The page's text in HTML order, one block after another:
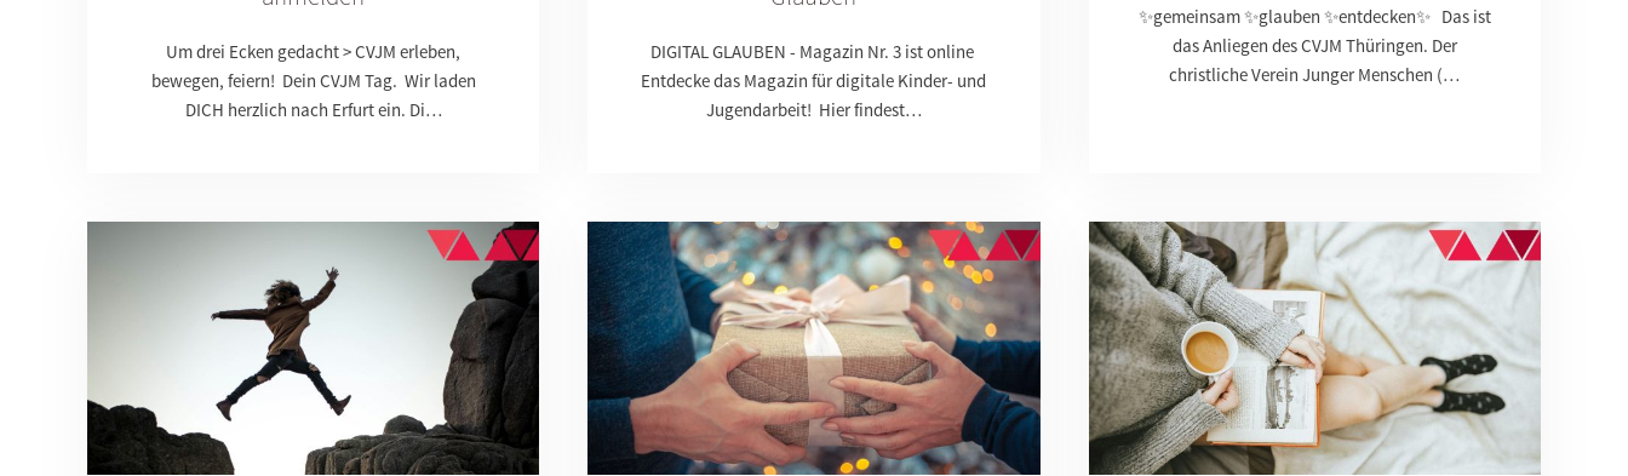
Um drei Ecken gedacht > CVJM erleben,
bewegen, feiern! Dein CVJM Tag. Wir laden
DICH herzlich nach Erfurt ein. Di…
DIGITAL GLAUBEN - Magazin Nr. 3 ist online
Entdecke das Magazin für digitale Kinder- und
Jugendarbeit! Hier findest…
✨gemeinsam ✨glauben ✨entdecken✨ Das ist
das Anliegen des CVJM Thüringen. Der
christliche Verein Junger Menschen (…